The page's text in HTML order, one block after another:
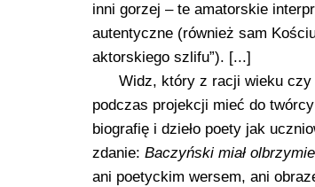
inni gorzej – te amatorskie
autentyczne (również sam
aktorskiego szlifu”). [...]
Widz, który z racji wieku czy
podczas projekcji mieć do
biografię i dzieło poety jak
zdanie: Baczyński miał
ani poetyckim wersem, ani